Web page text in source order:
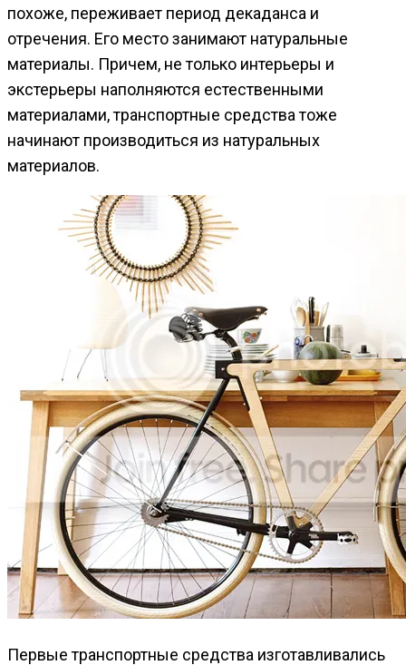
похоже, переживает период декаданса и
отречения. Его место занимают натуральные
материалы. Причем, не только интерьеры и
экстерьеры наполняются естественными
материалами, транспортные средства тоже
начинают производиться из натуральных
материалов.
Первые транспортные средства изготавливались